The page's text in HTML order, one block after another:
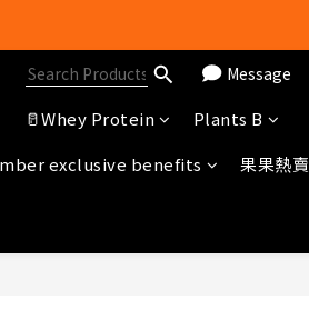
即送$20購物金
Message
🥛Whey Protein
Plants B
exclusive benefits
果果熱賣